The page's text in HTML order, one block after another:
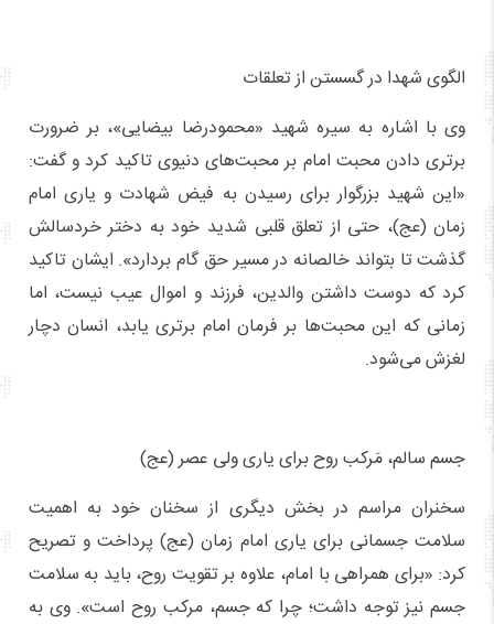
الگوی شهدا در گسستن از تعلقات
وی با اشاره به سیره شهید «محمودرضا بیضایی»، بر ضرورت
برتری دادن محبت امام بر محبت‌های دنیوی تاکید کرد و گفت:
«این شهید بزرگوار برای رسیدن به فیض شهادت و یاری امام
زمان (عج)، حتی از تعلق قلبی شدید خود به دختر خردسالش
گذشت تا بتواند خالصانه در مسیر حق گام بردارد». ایشان تاکید
کرد که دوست داشتن والدین، فرزند و اموال عیب نیست، اما
زمانی که این محبت‌ها بر فرمان امام برتری یابد، انسان دچار
لغزش می‌شود.
جسم سالم، مَرکب روح برای یاری ولی عصر (عج)
سخنران مراسم در بخش دیگری از سخنان خود به اهمیت
سلامت جسمانی برای یاری امام زمان (عج) پرداخت و تصریح
کرد: «برای همراهی با امام، علاوه بر تقویت روح، باید به سلامت
جسم نیز توجه داشت؛ چرا که جسم، مرکب روح است». وی به